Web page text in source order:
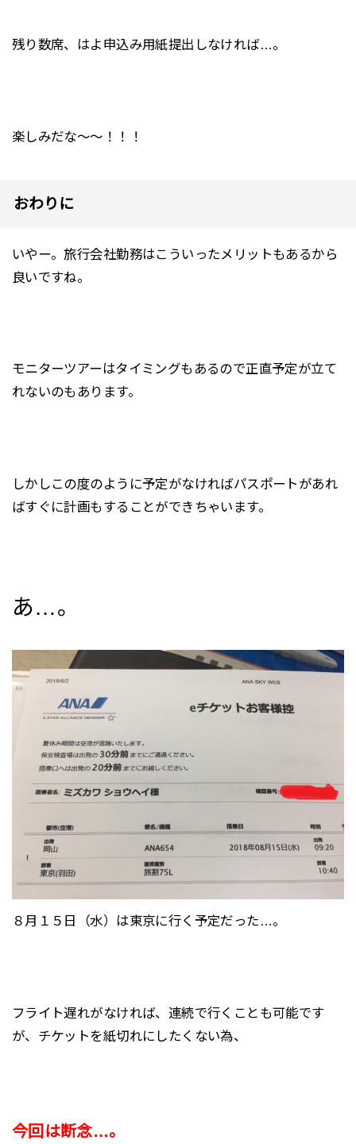
残り数席、はよ申込み用紙提出しなければ…。
楽しみだな～～！！！
おわりに
いやー。旅行会社勤務はこういったメリットもあるから
良いですね。
モニターツアーはタイミングもあるので正直予定が立て
れないのもあります。
しかしこの度のように予定がなければパスポートがあれ
ばすぐに計画もすることができちゃいます。
あ…。
８月１５日（水）は東京に行く予定だった…。
フライト遅れがなければ、連続で行くことも可能です
が、チケットを紙切れにしたくない為、
今回は断念…。